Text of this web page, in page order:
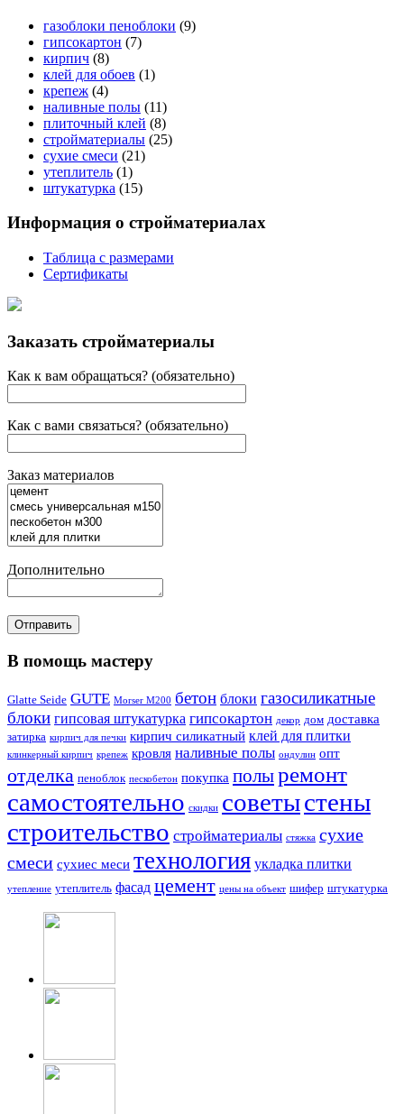
газоблоки пеноблоки (9)
гипсокартон (7)
кирпич (8)
клей для обоев (1)
крепеж (4)
наливные полы (11)
плиточный клей (8)
стройматериалы (25)
сухие смеси (21)
утеплитель (1)
штукатурка (15)
Информация о стройматериалах
Таблица с размерами
Сертификаты
Заказать стройматериалы
Как к вам обращаться? (обязательно)
Как с вами связаться? (обязательно)
Заказ материалов
Дополнительно
В помощь мастеру
Glatte Seide GUTE Morser M200 бетон блоки газосиликатные
блоки гипсовая штукатурка гипсокартон декор дом доставка
затирка кирпич для печки кирпич силикатный клей для плитки
клинкерный кирпич крепеж кровля наливные полы ондулин опт
отделка пеноблок пескобетон покупка полыремонт
самостоятельно скидки советыстены
строительство стройматериалы стяжка сухие
смеси сухиес меси технология укладка плитки
утепление утеплитель фасад цемент цены на объект шифер штукатурка